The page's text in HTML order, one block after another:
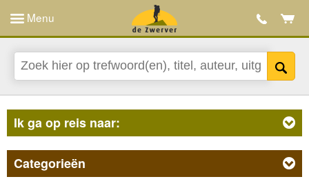
Menu
Ik ga op reis naar:
Categorieën